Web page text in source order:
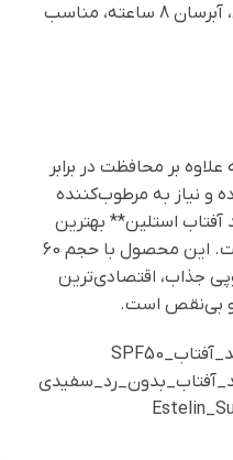
| ویژگی خاص | بدون رد سفیدی، آبرسان 8 ساعته، مناسب
بر محافظت در برابر
و نیاز به مرطوب‌کننده
آفتاب استلین** بهترین
انتخاب برای روتین روزانه شماست. این محصول با حجم 60
جذاب، اقتصادی‌ترین
و بی‌نقص است.
#ضد_آفتاب_استلین #خرید_ضد_آفتاب_SPF50